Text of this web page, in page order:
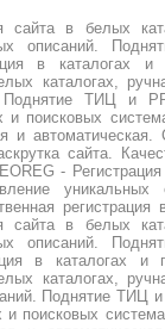
сайта в белых
описаний.
в каталогах
каталогах,
ТИЦ и
и поисковых
и автоматическая.
сайта.
-
сайта в белых
описаний.
в каталогах
каталогах,
Поднятие ТИЦ и
и поисковых